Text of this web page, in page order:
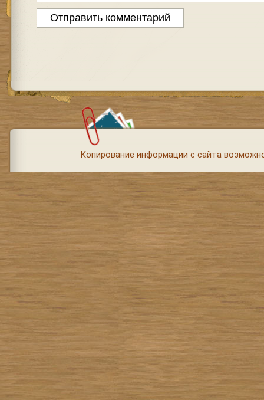
Копирование информации с сайта